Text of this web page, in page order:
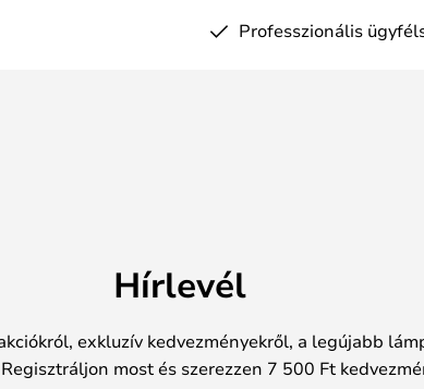
Professzionális
Hírlevél
exkluzív kedvezményekről, a legújabb
most és szerezzen 7 500 Ft